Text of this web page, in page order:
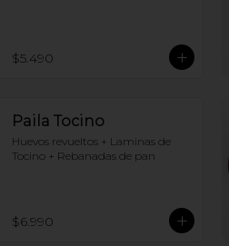
$5.490
Paila Tocino
Huevos revueltos + Laminas de
Tocino + Rebanadas de pan
$6.990